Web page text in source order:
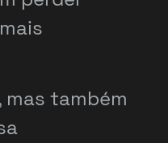
também